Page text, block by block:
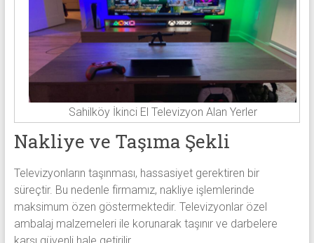
Sahilköy İkinci El Televizyon Alan Yerler
Nakliye ve Taşıma Şekli
Televizyonların taşınması, hassasiyet gerektiren bir
süreçtir. Bu nedenle firmamız, nakliye işlemlerinde
maksimum özen göstermektedir. Televizyonlar özel
ambalaj malzemeleri ile korunarak taşınır ve darbelere